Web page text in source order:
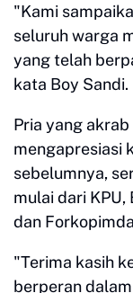
"Kami
seluruh warga
yang telah
kata Boy Sandi.
Pria yang
mengapresiasi
sebelumnya,
mulai dari
dan
"Terima kasih
berperan